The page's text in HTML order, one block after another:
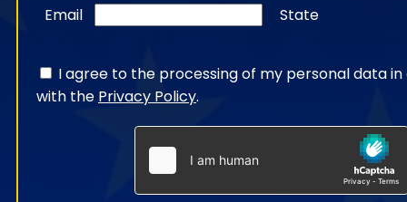
Email State
I agree to the processing of my personal data
with the Privacy Policy.